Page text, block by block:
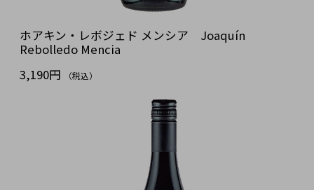
ホアキン・レボジェド メンシア Joaquín
Rebolledo Mencia
3,190円
（税込）